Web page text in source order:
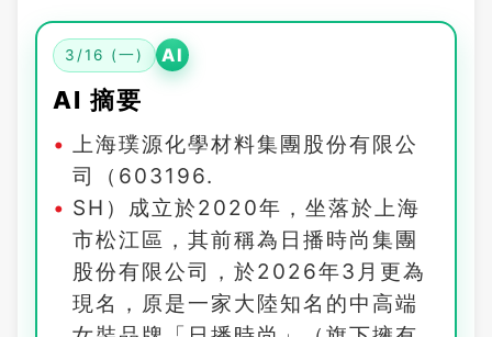
3/16 (一) AI
AI 摘要
上海璞源化學材料集團股份有限公
司（603196.
SH）成立於2020年，坐落於上海
市松江區，其前稱為日播時尚集團
股份有限公司，於2026年3月更為
現名，原是一家大陸知名的中高端